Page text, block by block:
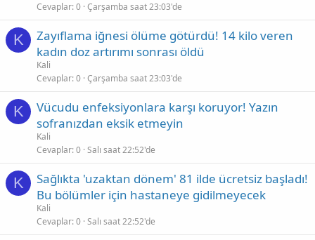
Cevaplar 0 Çarşamba saat 23:03'de
K
Zayıflama iğnesi ölüme götürdü! 14 kilo veren
kadın doz artırımı sonrası öldü
Kali
Cevaplar 0 Çarşamba saat 23:03'de
K
Vücudu enfeksiyonlara karşı koruyor! Yazın
sofranızdan eksik etmeyin
Kali
Cevaplar 0 Salı saat 22:52'de
K
Sağlıkta 'uzaktan dönem' 81 ilde ücretsiz başladı!
Bu bölümler için hastaneye gidilmeyecek
Kali
Cevaplar 0 Salı saat 22:52'de